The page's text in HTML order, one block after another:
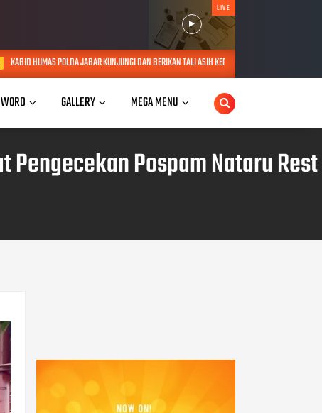
LIVE
KUNJUNGI DAN BERIKAN TALI ASIH KEPADA LANSIA SEBATANG KARA DI JATINANGOR
WORD GALLERY MEGA MENU
Pospam Nataru Rest